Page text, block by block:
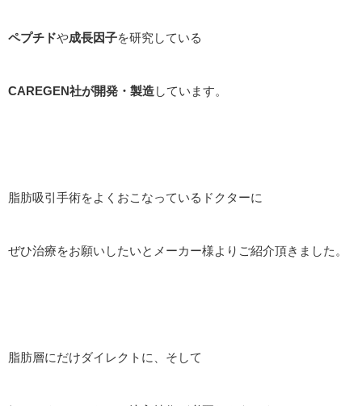
ペプチドや成長因子を研究している
CAREGEN社が開発・製造しています。
脂肪吸引手術をよくおこなっているドクターに
ぜひ治療をお願いしたいとメーカー様よりご紹介頂きました。
脂肪層にだけダイレクトに、そして